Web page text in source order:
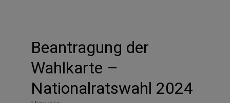
Beantragung der
Wahlkarte –
Nationalratswahl 2024